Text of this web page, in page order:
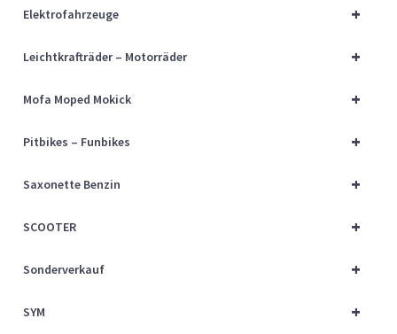
Widerrufsbelehrung
Cart
Checkout
+
Elektrofahrzeuge
+
Leichtkrafträder – Motorräder
+
Mofa Moped Mokick
+
Pitbikes – Funbikes
+
Saxonette Benzin
+
SCOOTER
+
Sonderverkauf
+
SYM